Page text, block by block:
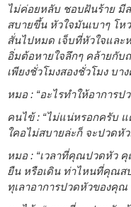
ไม่ค่อยหลับ ชอบฝันร้าย มี
สบายขึ้น หัวใจมันเบาๆ โห
สั่นไปหมด เจ็บที่หัวใจและ
อิ่มต้อหายใจลึกๆ คล้ายกับ
เพียงชั่วโมงสองชั่วโมง บา
หมอ : “อะไรทำให้อาการ
คนไข้ : “ไม่แน่หรอกครับ แ
ใคอไม่สบายล่ะก็ จะปวดหั
หมอ : “เวลาที่คุณปวดหัว
ยืน หรือเดิน ท่าไหนที่คุณส
ทุเลาอาการปวดหัวของคุ